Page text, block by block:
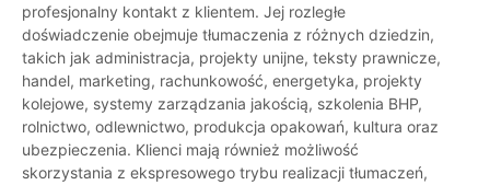
profesjonalny kontakt z klientem. Jej rozległe
doświadczenie obejmuje tłumaczenia z różnych dziedzin,
takich jak administracja, projekty unijne, teksty prawnicze,
handel, marketing, rachunkowość, energetyka, projekty
kolejowe, systemy zarządzania jakością, szkolenia BHP,
rolnictwo, odlewnictwo, produkcja opakowań, kultura oraz
ubezpieczenia. Klienci mają również możliwość
skorzystania z ekspresowego trybu realizacji tłumaczeń,